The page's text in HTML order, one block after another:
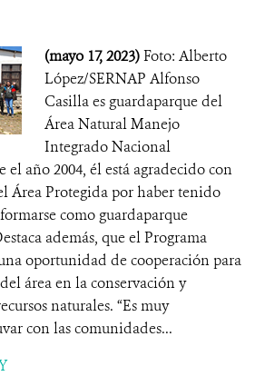
(mayo 17, 2023)Foto: Alberto
López/SERNAP Alfonso
Casilla es guardaparque del
Área Natural Manejo
Integrado Nacional
el año 2004, él está agradecido con
Área Protegida por haber tenido
como guardaparque
además, que el Programa
oportunidad de cooperación para
área en la conservación y
naturales. “Es muy
con las comunidades...